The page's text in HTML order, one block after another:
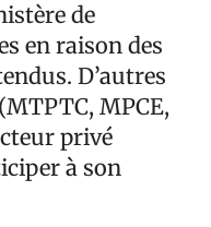
de
en raison des
D’autres
MPCE,
privé
à son